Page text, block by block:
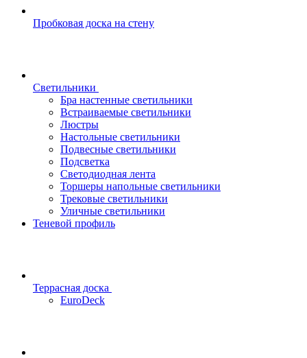
Пробковая доска на стену
Светильники
Бра настенные светильники
Встраиваемые светильники
Люстры
Настольные светильники
Подвесные светильники
Подсветка
Светодиодная лента
Торшеры напольные светильники
Трековые светильники
Уличные светильники
Теневой профиль
Террасная доска
EuroDeck